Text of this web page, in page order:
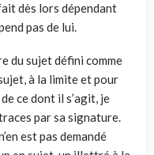
dès lors dépendant
pas de lui.
du sujet défini comme
à la limite et pour
ce dont il s’agit, je
par sa signature.
est pas demandé